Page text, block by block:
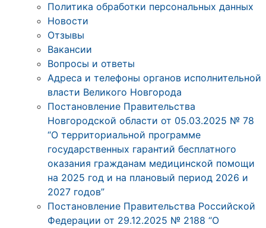
Политика обработки персональных данных
Новости
Отзывы
Вакансии
Вопросы и ответы
Адреса и телефоны органов исполнительной
власти Великого Новгорода
Постановление Правительства
Новгородской области от 05.03.2025 № 78
“О территориальной программе
государственных гарантий бесплатного
оказания гражданам медицинской помощи
на 2025 год и на плановый период 2026 и
2027 годов”
Постановление Правительства Российской
Федерации от 29.12.2025 № 2188 “О